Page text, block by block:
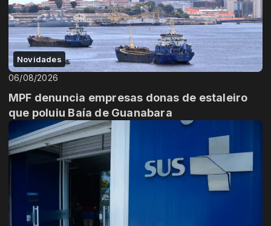
Novidades
06/08/2026
MPF denuncia empresas donas de estaleiro
que poluiu Baía de Guanabara